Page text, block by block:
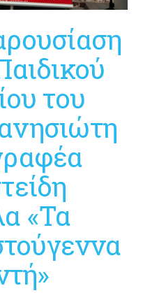
του
«Τα